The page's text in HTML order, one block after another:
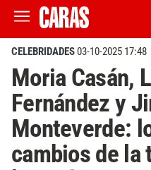
CELEBRIDADES03-10-2025 17:48
Moria Casán,
Fernández y
Monteverde:
cambios de la